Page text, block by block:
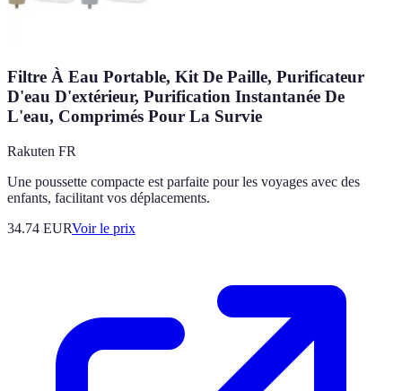
Filtre À Eau Portable, Kit De Paille, Purificateur
D'eau D'extérieur, Purification Instantanée De
L'eau, Comprimés Pour La Survie
Rakuten FR
Une poussette compacte est parfaite pour les voyages avec des
enfants, facilitant vos déplacements.
34.74 EURVoir le prix